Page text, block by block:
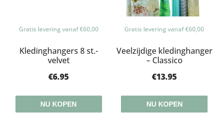
Gratis levering vanaf €60,00
Kledinghangers 8 st.-
velvet
€6.95
NU KOPEN
Gratis levering vanaf €60,00
Veelzijdige kledinghanger
– Classico
€13.95
NU KOPEN